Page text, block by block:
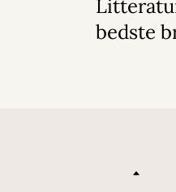
bedste